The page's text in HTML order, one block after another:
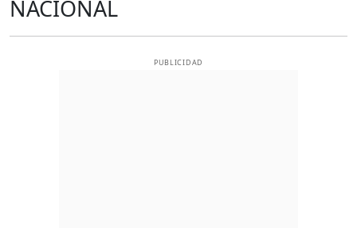
NACIONAL
PUBLICIDAD